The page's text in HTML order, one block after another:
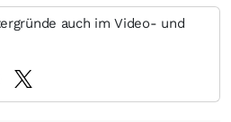
auch im Video- und